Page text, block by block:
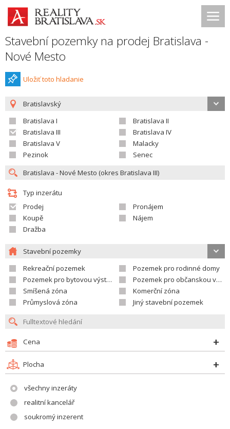
Stavební pozemky na prodej Bratislava -
Nové Mesto
Uložiť toto hladanie
Bratislavský
Bratislava I
Bratislava II
Bratislava III
Bratislava IV
Bratislava V
Malacky
Pezinok
Senec
Typ inzerátu
Prodej
Pronájem
Koupě
Nájem
Dražba
Stavební pozemky
Rekreační pozemek
Pozemek pro rodinné domy
Pozemek pro bytovou výstavbu
Pozemek pro občanskou vybavenost
Smíšená zóna
Komerční zóna
Průmyslová zóna
Jiný stavební pozemek
Cena
Plocha
všechny inzeráty
realitní kancelář
soukromý inzerent